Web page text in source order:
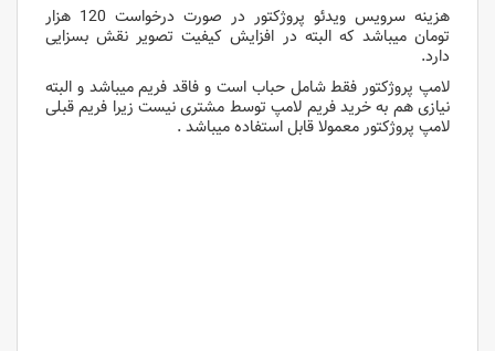
هزینه سرویس ویدئو پروژکتور
در صورت درخواست 120 هزار
تومان میباشد که البته در افزایش کیفیت تصویر نقش بسزایی
دارد.
لامپ پروژکتور فقط شامل حباب است و فاقد فریم میباشد و البته
نیازی هم به خرید فریم لامپ توسط مشتری نیست زیرا فریم قبلی
لامپ پروژکتور معمولا قابل استفاده میباشد .